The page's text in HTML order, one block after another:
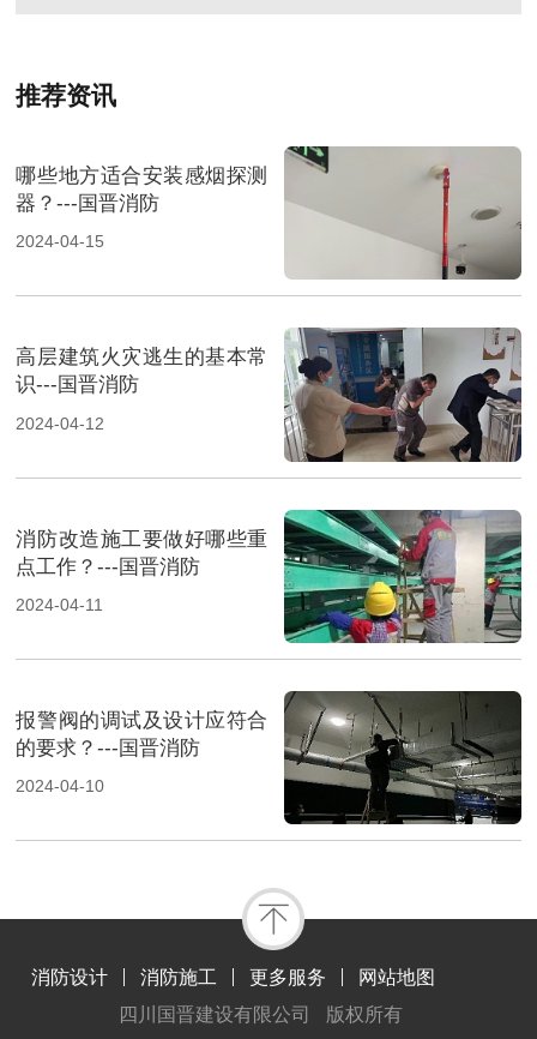
推荐资讯
哪些地方适合安装感烟探测
器？---国晋消防
2024-04-15
高层建筑火灾逃生的基本常
识---国晋消防
2024-04-12
消防改造施工要做好哪些重
点工作？---国晋消防
2024-04-11
报警阀的调试及设计应符合
的要求？---国晋消防
2024-04-10
消防设计 消防施工 更多服务
网站地图
四川国晋建设有限公司
版权所有